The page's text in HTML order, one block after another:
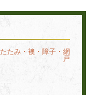
たたみ・襖・障子・網
戸